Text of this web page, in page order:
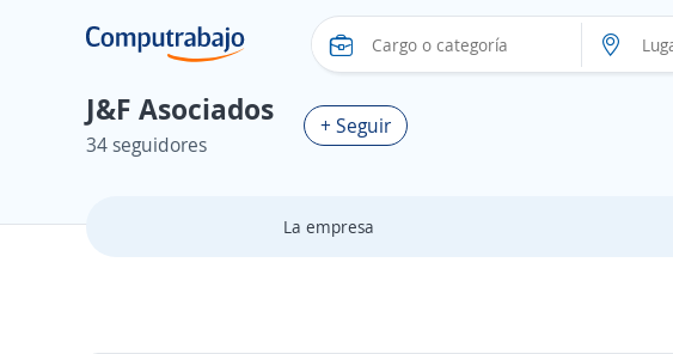
J&F Asociados
34 seguidores
+ Seguir
La empresa